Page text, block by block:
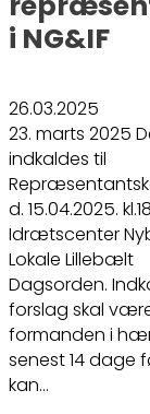
i NG&IF
26.03.2025
23. marts 2025
indkaldes til
d. 15.04.2025.
Idrætscenter
Lokale Lillebælt
Dagsorden.
forslag skal
formanden i
senest 14 dage
kan…